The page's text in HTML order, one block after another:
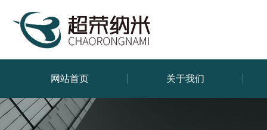
网站首页 关于我们